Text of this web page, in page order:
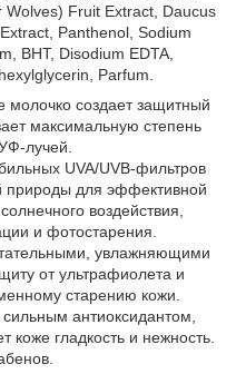
Fruit Extract, Daucus
Рanthenol, Sodium
BHT, Disodium EDTA,
Parfum.
молочко создает защитный
максимальную степень
лучей.
UVA/UVB-фильтров
природы для эффективной
воздействия,
и фотостарения.
увлажняющими
от ультрафиолета и
старению кожи.
антиоксидантом,
гладкость и нежность.